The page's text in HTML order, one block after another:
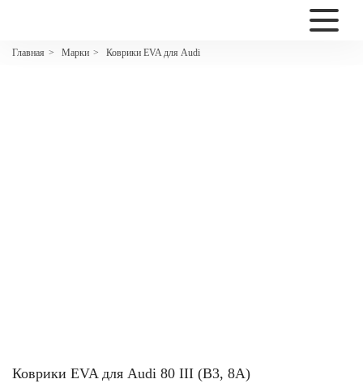
Главная > Марки > Коврики EVA для Audi
2200
Коврики EVA для Audi 80 III (B3, 8A)